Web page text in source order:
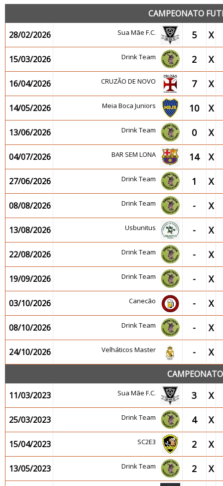
CAMPEONATO
28/02/2026
Sua Mãe F.C. 5 X
15/03/2026 Drink Team 2 X
16/04/2026 CRUZÃO DE NOVO 7 X
14/05/2026 Meia Boca Juniors 10 X
13/06/2026 Drink Team 0 X
04/07/2026 BAR SEM LONA 14 X
27/06/2026 Drink Team 1 X
08/08/2026 Drink Team - X
13/08/2026 Usbunitus - X
22/08/2026 Drink Team - X
19/09/2026 Drink Team - X
03/10/2026 Canecão - X
08/10/2026 Drink Team - X
24/10/2026 Velháticos Master - X
11/03/2023
Sua Mãe F.C. 3 X
25/03/2023 Drink Team 4 X
15/04/2023 SC2E3 2 X
13/05/2023 Drink Team 2 X